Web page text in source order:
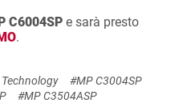
C6004SP e sarà presto
.
#MP C3004SP
#MP C3504ASP